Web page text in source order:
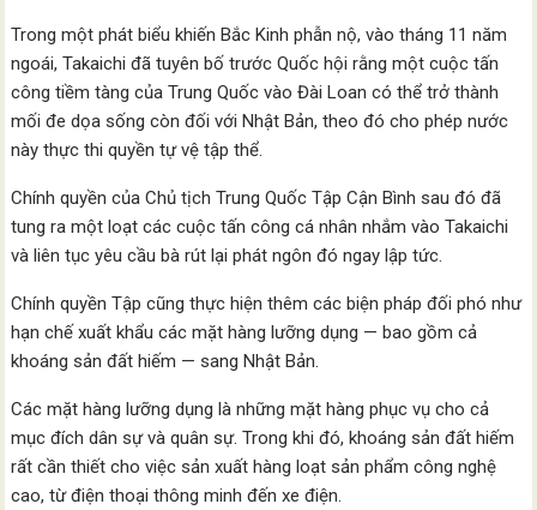
Trong một phát biểu khiến Bắc Kinh phẫn nộ, vào tháng 11 năm
ngoái, Takaichi đã tuyên bố trước Quốc hội rằng một cuộc tấn
công tiềm tàng của Trung Quốc vào Đài Loan có thể trở thành
mối đe dọa sống còn đối với Nhật Bản, theo đó cho phép nước
này thực thi quyền tự vệ tập thể.
Chính quyền của Chủ tịch Trung Quốc Tập Cận Bình sau đó đã
tung ra một loạt các cuộc tấn công cá nhân nhắm vào Takaichi
và liên tục yêu cầu bà rút lại phát ngôn đó ngay lập tức.
Chính quyền Tập cũng thực hiện thêm các biện pháp đối phó như
hạn chế xuất khẩu các mặt hàng lưỡng dụng — bao gồm cả
khoáng sản đất hiếm — sang Nhật Bản.
Các mặt hàng lưỡng dụng là những mặt hàng phục vụ cho cả
mục đích dân sự và quân sự. Trong khi đó, khoáng sản đất hiếm
rất cần thiết cho việc sản xuất hàng loạt sản phẩm công nghệ
cao, từ điện thoại thông minh đến xe điện.